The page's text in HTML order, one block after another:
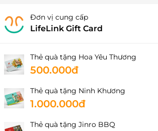
Hà Nội
Số 6 Nguyễn Công Trứ, P. Phạm Đình
50 Lê Đại Hành, Quận Hai Bà Trưng, Hà
Số 269 Trần Đăng Ninh, P. Dịch Vọng,
Đa, Hà Nội
Đơn vị cung cấp
LifeLink Gift Card
Thẻ quà tặng Hoa Yêu Thương
500.000đ
Thẻ quà tặng Ninh Khương
1.000.000đ
Thẻ quà tặng Jinro BBQ